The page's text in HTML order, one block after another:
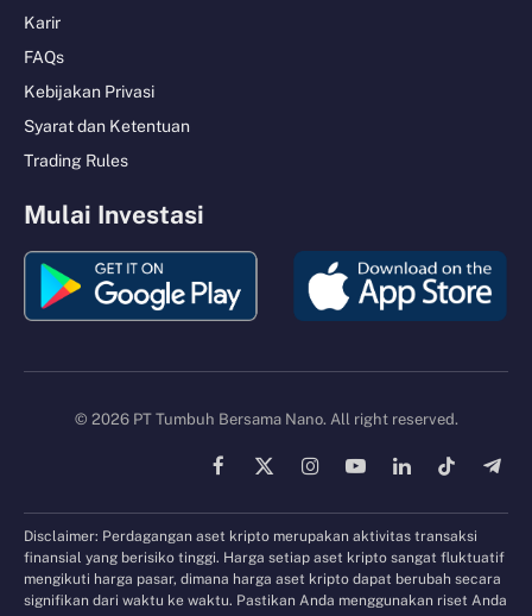
Karir
FAQs
Kebijakan Privasi
Syarat dan Ketentuan
Trading Rules
Mulai Investasi
© 2026 PT Tumbuh Bersama Nano. All right reserved.
Facebook
X
InstagramYouTubeLinkedInTikTok
Disclaimer: Perdagangan aset kripto merupakan aktivitas transaksi
finansial yang berisiko tinggi. Harga setiap aset kripto sangat fluktuatif
mengikuti harga pasar, dimana harga aset kripto dapat berubah secara
signifikan dari waktu ke waktu. Pastikan Anda menggunakan riset Anda